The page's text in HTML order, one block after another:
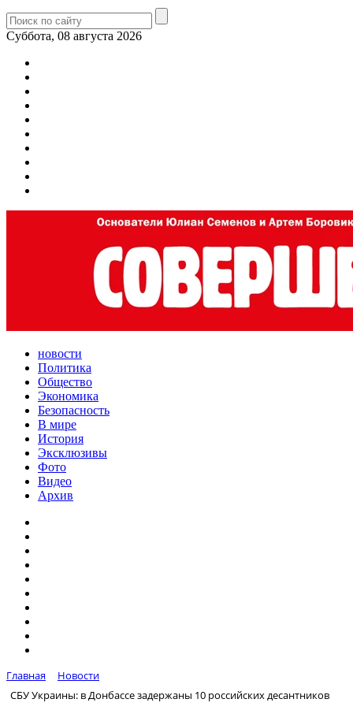
Суббота, 08 августа 2026
новости
Политика
Общество
Экономика
Безопасность
В мире
История
Эксклюзивы
Фото
Видео
Архив
Главная
Новости
СБУ Украины: в Донбассе задержаны 10 российских десантников